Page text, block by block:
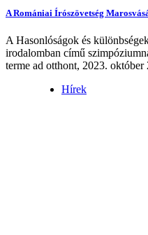
A Romániai Írószövetség
A Hasonlóságok és
irodalomban című
terme ad otthont, 2023. október
Hírek